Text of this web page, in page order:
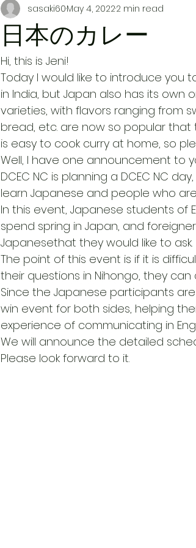
日本のカレー
sasaki60May 4, 20222 min read
Hi, this is Jeni!
Today I would like to introduce you
in India, but Japan also has its own
varieties, with flavors ranging from
bread, etc. are now so popular that
is easy to cook curry at home, so
Well, I have one announcement to
DCEC NC is planning a DCEC NC
learn Japanese and people who are
In this event, Japanese students of
spend spring in Japan, and
Japanesethat they would like to ask.
The point of this event is if it is
their questions in Nihongo, they can
Since the Japanese participants
win event for both sides, helping
experience of communicating in
We will announce the detailed
Please look forward to it.